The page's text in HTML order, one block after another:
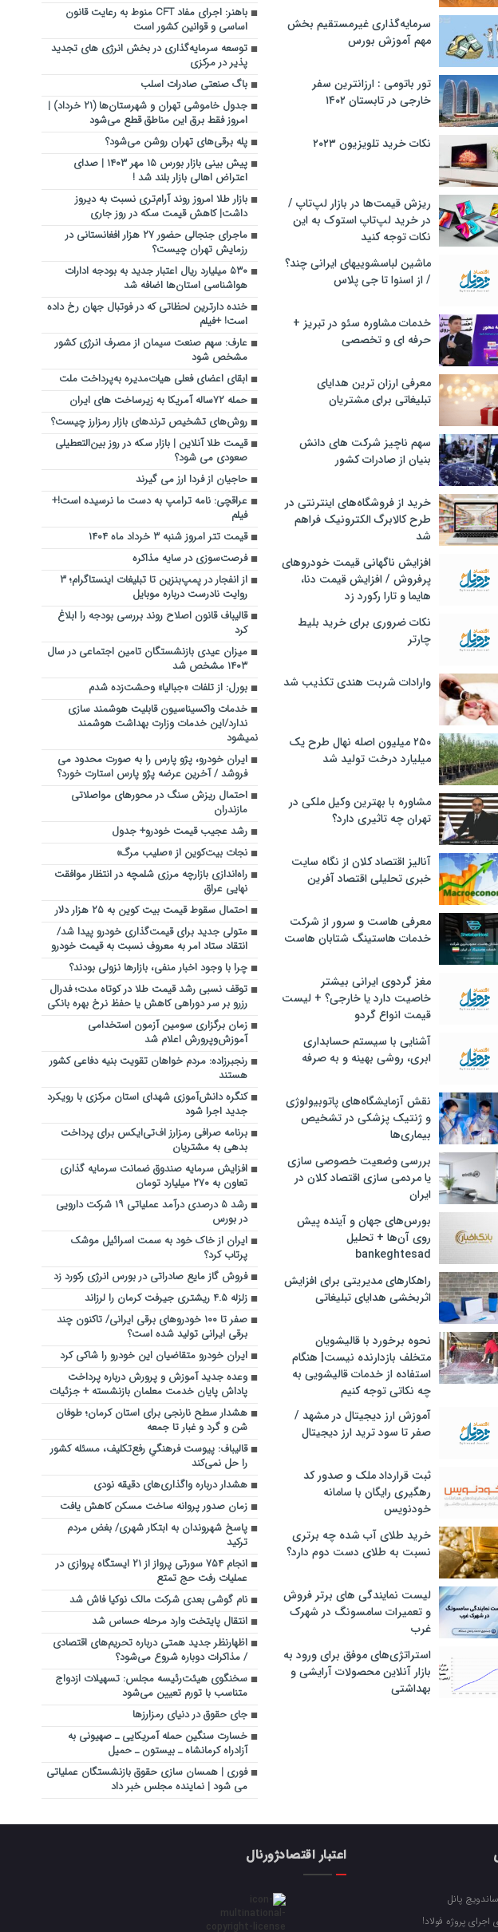
سرمایه‌گذاری غیرمستقیم بخش
مهم آموزش بورس
تور باتومی : ارزانترین سفر
خارجی در تابستان ۱۴۰۲
نکات خرید تلویزیون ۲۰۲۳
ریزش قیمت‌ها در بازار لپ‌تاپ /
در خرید لپ‌تاپ استوک به این
نکات توجه کنید
ماشین لباسشویی‎های ایرانی چند؟
/ از اسنوا تا جی پلاس
خدمات مشاوره سئو در تبریز +
حرفه ای و تخصصی
معرفی ارزان ترین هدایای
تبلیغاتی برای مشتریان
سهم ناچیز شرکت های دانش
بنیان از صادرات کشور
خرید از فروشگاه‌های اینترنتی در
طرح کالابرگ الکترونیک فراهم
شد
افزایش ناگهانی قیمت خودروهای
پرفروش / افزایش قیمت دنا،
هایما و تارا رکورد زد
نکات ضروری برای خرید بلیط
چارتر
وارادات شربت هندی تکذیب شد
۲۵۰ میلیون اصله نهال طرح یک
میلیارد درخت تولید شد
مشاوره با بهترین وکیل ملکی در
تهران چه تاثیری دارد؟
آنالیز اقتصاد کلان از نگاه سایت
خبری تحلیلی اقتصاد آفرین
معرفی هاست و سرور از شرکت
خدمات هاستینگ شتابان هاست
مغز گردوی ایرانی بیشتر
خاصیت دارد یا خارجی؟ + لیست
قیمت انواع گردو
آشنایی با سیستم حسابداری
ابری، روشی بهینه و به صرفه
نقش آزمایشگاه‌های پاتوبیولوژی
و ژنتیک پزشکی در تشخیص
بیماری‌ها
بررسی وضعیت خصوصی سازی
یا مردمی سازی اقتصاد کلان در
ایران
بورس‌های جهان و آینده پیش
روی آن‌ها + تحلیل
bankeghtesad
راهکارهای مدیریتی برای افزایش
اثربخشی هدایای تبلیغاتی
نحوه برخورد با قالیشویان
متخلف بازدارنده نیست| هنگام
استفاده از خدمات قالیشویی به
چه نکاتی توجه کنیم
آموزش ارز دیجیتال در مشهد /
صفر تا سود ترید ارز دیجیتال
ثبت قرارداد ملک و صدور کد
رهگیری رایگان با سامانه
خودنویس
خرید طلای آب شده چه برتری
نسبت به طلای دست دوم دارد؟
لیست نمایندگی های برتر فروش
و تعمیرات سامسونگ در شهرک
غرب
استراتژی‌های موفق برای ورود به
بازار آنلاین محصولات آرایشی و
بهداشتی
باهنر: اجرای مفاد CFT منوط به رعایت قانون
اساسی و قوانین کشور است
توسعه سرمایه‌گذاری در بخش انرژی های تجدید
پذیر در مرکزی
باگ صنعتی صادرات اسلب
جدول خاموشی تهران و شهرستان‌ها (۲۱ خرداد) |
امروز فقط برق این مناطق قطع می‌شود
پله برقی‌های تهران روشن می‌شود؟
پیش بینی بازار بورس ۱۵ مهر ۱۴۰۳ | صدای
اعتراض اهالی بازار بلند شد !
بازار طلا امروز روند آرام‌تری نسبت به دیروز
داشت| کاهش قیمت سکه در روز جاری
ماجرای جنجالی حضور ۲۷ هزار افغانستانی در
رزمایش تهران چیست؟
۵۳۰ میلیارد ریال اعتبار جدید به بودجه ادارات
هواشناسی استان‌ها اضافه شد
خنده دارترین لحظاتی که در فوتبال جهان رخ داده
است! +فیلم
عارف: سهم صنعت سیمان از مصرف انرژی کشور
مشخص شود
ابقای اعضای فعلی هیات‌مدیره به‌پرداخت ملت
حمله ۷۲ساله آمریکا به زیرساخت های ایران
روش‌های تشخیص ترندهای بازار رمزارز چیست؟
قیمت طلا آنلاین | بازار سکه در روز بین‌التعطیلی
صعودی می شود؟
حاجیان از فردا ارز می گیرند
عراقچی: نامه ترامپ به دست ما نرسیده است!+
فیلم
قیمت تتر امروز شنبه ۳ خرداد ماه ۱۴۰۴
فرصت‌سوزی در سایه مذاکره
از انفجار در پمپ‌بنزین تا تبلیغات اینستاگرام؛ ۳
روایت نادرست درباره موبایل
قالیباف قانون اصلاح روند بررسی بودجه را ابلاغ
کرد
میزان عیدی بازنشستگان تامین اجتماعی در سال
۱۴۰۳ مشخص شد
بورل: از تلفات «جبالیا» وحشت‌زده شدم
خدمات واکسیناسیون قابلیت هوشمند سازی
ندارد/این خدمات وزارت بهداشت هوشمند
نمیشود
ایران خودرو، پژو پارس را به صورت محدود می
فروشد / آخرین عرضه پژو پارس استارت خورد؟
احتمال ریزش سنگ در محورهای مواصلاتی
مازندران
رشد عجیب قیمت خودرو+ جدول
نجات بیت‌کوین از «صلیب مرگ»
راه‌اندازی بازارچه مرزی شلمچه در انتظار موافقت
نهایی عراق
احتمال سقوط قیمت بیت کوین به ۲۵ هزار دلار
متولی جدید برای قیمت‌گذاری خودرو پیدا شد/
انتقاد ستاد امر به معروف نسبت به قیمت خودرو
چرا با وجود اخبار منفی، بازارها نزولی بودند؟
توقف نسبی رشد قیمت طلا در کوتاه مدت؛ فدرال
رزرو بر سر دوراهی کاهش یا حفظ نرخ بهره بانکی
زمان برگزاری سومین آزمون استخدامی
آموزش‌وپرورش اعلام شد
رنجبرزاده: مردم خواهان تقویت بنیه دفاعی کشور
هستند
کنگره دانش‌آموزی شهدای استان مرکزی با رویکرد
جدید اجرا شود
برنامه صرافی رمزارز اف‌تی‌ایکس برای پرداخت
بدهی‌ به مشتریان
افزایش سرمایه صندوق ضمانت سرمایه گذاری
تعاون به ٢٧٠ میلیارد تومان
رشد ۵ درصدی درآمد عملیاتی ۱۹ شرکت دارویی
در بورس
ایران از خاک خود به سمت اسرائیل موشک
پرتاب کرد؟
فروش گاز مایع صادراتی در بورس انرژی رکورد زد
زلزله ۴.۵ ریشتری جیرفت کرمان را لرزاند
صفر تا ۱۰۰ خودروهای برقی ایرانی/ تاکنون چند
برقی ایرانی تولید شده است؟
ایران خودرو متقاضیان این خودرو را شاکی کرد
وعده جدید آموزش و پرورش درباره پرداخت
پاداش پایان خدمت معلمان بازنشسته + جزئیات
هشدار سطح نارنجی برای استان کرمان؛ طوفان
شن و گرد و غبار تا جمعه
قالیباف: پیوست فرهنگیِ رفع‌تکلیف، مسئله کشور
را حل نمی‌کند
هشدار درباره واگذاری‌های دقیقه نودی
زمان صدور پروانه ساخت مسکن کاهش یافت
پاسخ شهروندان به ابتکار شهری/ بغض مردم
ترکید
انجام ۷۵۴ سورتی پرواز از ۲۱ ایستگاه پروازی در
عملیات رفت حج تمتع
نام گوشی بعدی شرکت مالک نوکیا فاش شد
انتقال پایتخت وارد مرحله حساس شد
اظهارنظر جدید همتی درباره تحریم‌های اقتصادی
/ مذاکرات دوباره شروع می‌شود؟
سخنگوی هیئت‌رئیسه مجلس: تسهیلات ازدواج
متناسب با تورم تعیین می‌شود
جای حقوق در دنیای رمزارزها
خسارت سنگین حمله آمریکایی ـ صهیونی به
آزادراه کرمانشاه ـ بیستون ـ حمیل
فوری | همسان سازی حقوق بازنشستگان عملیاتی
می شود | نماینده مجلس خبر داد
پانل
پروژه فولاد!
اعتبار اقتصادژورنال